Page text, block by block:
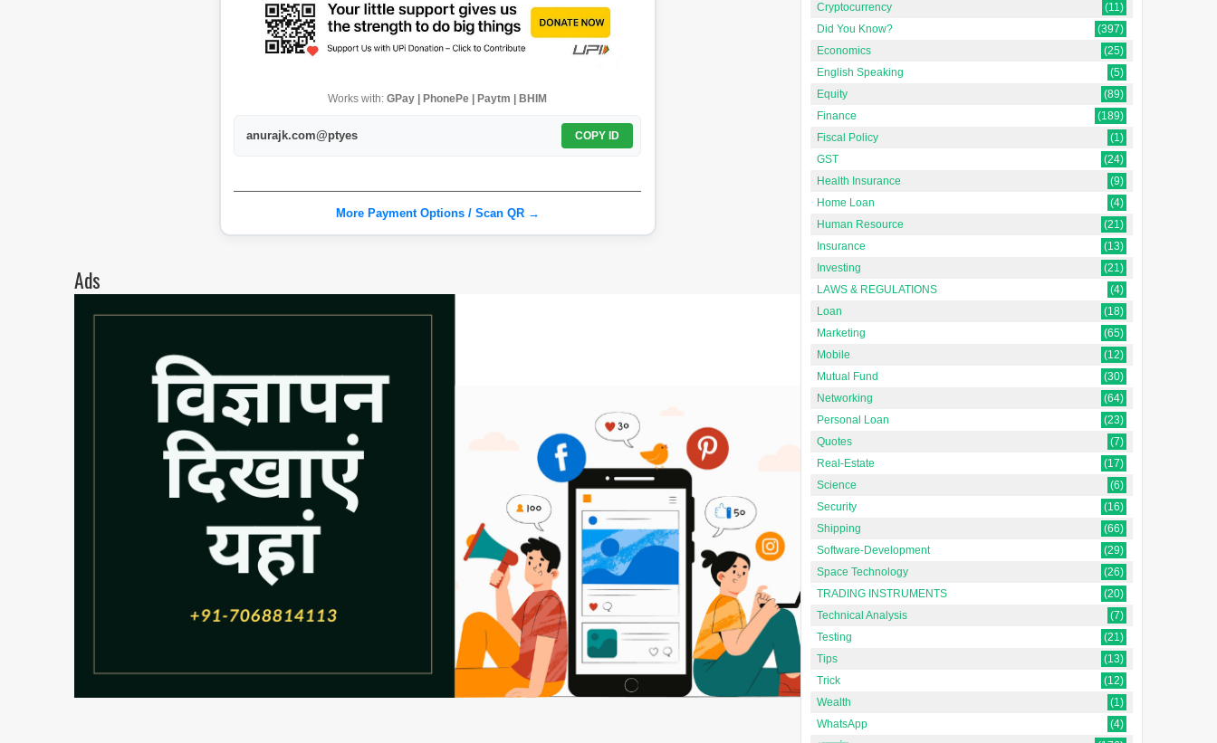
Works with:GPay | PhonePe | Paytm | BHIM
anurajk.com@ptyes COPY ID
More Payment Options / Scan QR →
Ads
Cryptocurrency
(11)
Did You Know?
(397)
Economics
(25)
English Speaking
(5)
Equity
(89)
Finance
(189)
Fiscal Policy
(1)
GST
(24)
Health Insurance
(9)
Home Loan
(4)
Human Resource
(21)
Insurance
(13)
Investing
(21)
LAWS & REGULATIONS
(4)
Loan
(18)
Marketing
(65)
Mobile
(12)
Mutual Fund
(30)
Networking
(64)
Personal Loan
(23)
Quotes
(7)
Real-Estate
(17)
Science
(6)
Security
(16)
Shipping
(66)
Software-Development
(29)
Space Technology
(26)
TRADING INSTRUMENTS
(20)
Technical Analysis
(7)
Testing
(21)
Tips
(13)
Trick
(12)
Wealth
(1)
WhatsApp
(4)